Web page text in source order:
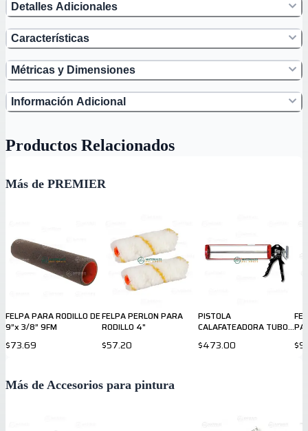
Detalles Adicionales
Características
Métricas y Dimensiones
Información Adicional
Productos Relacionados
Más de PREMIER
FELPA PARA RODILLO DE
9”x 3/8” 9FM
$73.69
FELPA PERLON PARA
RODILLO 4"
$57.20
PISTOLA
CALAFATEADORA TUBO
$473.00
Más de Accesorios para pintura